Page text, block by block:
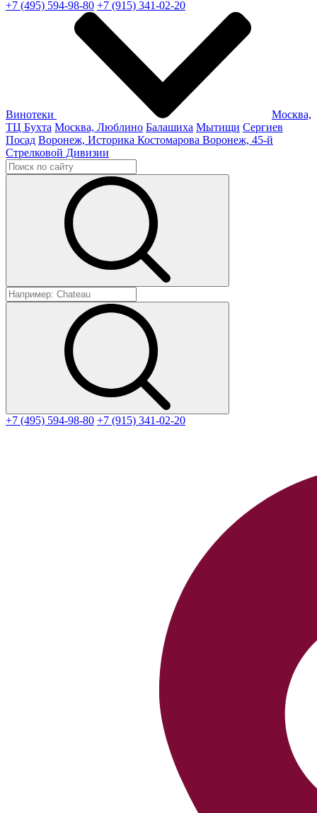
+7 (495) 594-98-80 +7 (915) 341-02-20
Винотеки
Москва,
ТЦ Бухта Москва, Люблино Балашиха Мытищи Сергиев
Посад Воронеж, Историка Костомарова Воронеж, 45-й
Стрелковой Дивизии
+7 (495) 594-98-80 +7 (915) 341-02-20